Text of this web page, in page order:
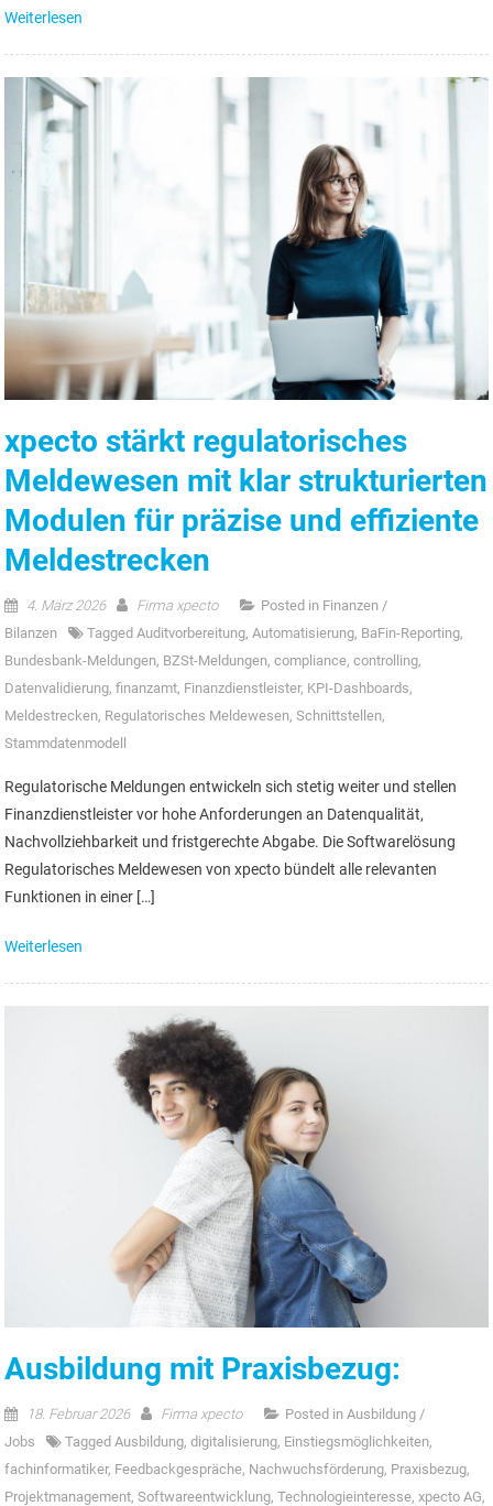
Weiterlesen
xpecto stärkt regulatorisches
Meldewesen mit klar strukturierten
Modulen für präzise und effiziente
Meldestrecken
4. März 2026 Firma xpecto Posted in Finanzen /
Bilanzen
Tagged Auditvorbereitung, Automatisierung, BaFin-Reporting,
Bundesbank-Meldungen, BZSt-Meldungen,compliance,controlling,
Datenvalidierung,finanzamt, Finanzdienstleister, KPI-Dashboards,
Meldestrecken, Regulatorisches Meldewesen,Schnittstellen,
Stammdatenmodell
Regulatorische Meldungen entwickeln sich stetig weiter und stellen
Finanzdienstleister vor hohe Anforderungen an Datenqualität,
Nachvollziehbarkeit und fristgerechte Abgabe. Die Softwarelösung
Regulatorisches Meldewesen von xpecto bündelt alle relevanten
Funktionen in einer […]
Weiterlesen
Ausbildung mit Praxisbezug:
18. Februar 2026 Firma xpecto Posted inAusbildung /
Jobs
TaggedAusbildung,digitalisierung, Einstiegsmöglichkeiten,
fachinformatiker, Feedbackgespräche, Nachwuchsförderung, Praxisbezug,
Projektmanagement,Softwareentwicklung,Technologieinteresse,xpecto AG,